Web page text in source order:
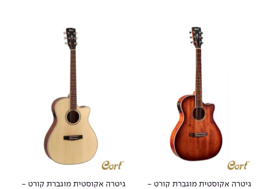
גיטרה אקוסטית מוגברת קורט -
גיטרה אקוסטית מוגברת קורט -